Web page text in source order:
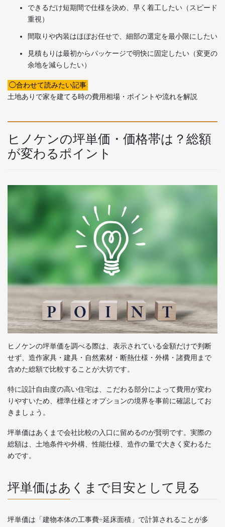
できるだけ短期間で仕様を決め、早く着工したい（スピード
重視）
間取りや内装はほぼお任せで、細部の選定を最小限にしたい
見積もりは最初からパッケージで明快に固定したい（変更の
余地を減らしたい）
◯合わせて読みたい記事
土地ありで家を建てる時の費用相場・ポイントや流れを解説
ヒノケンの坪単価・価格帯は？総額
が変わるポイント
ヒノケンの坪単価を調べる際は、表示されている金額だけで判断
せず、造作家具・建具・自然素材・断熱仕様・外構・諸費用まで
含めた総額で比較することが大切です。
特に設計自由度の高い住宅は、こだわる部分によって費用が変わ
りやすいため、標準仕様とオプションの境界を事前に確認してお
きましょう。
坪単価はあくまで会社比較の入口に留めるのが賢明です。実際の
総額は、土地条件や外構、性能仕様、造作の量で大きく変わるた
めです。
坪単価はあくまで目安として見る
坪単価は「建物本体の工事費÷延床面積」で計算されることが多